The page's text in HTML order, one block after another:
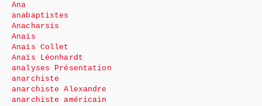
Ana
anabaptistes
Anacharsis
Anaïs
Anaïs Collet
Anaïs Léonhardt
analyses Présentation
anarchiste
anarchiste Alexandre
anarchiste américain